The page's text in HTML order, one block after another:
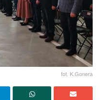
fot. K.Gonera